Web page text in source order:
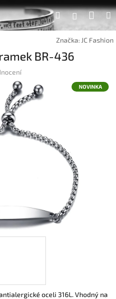
Hledat
Značka: JC Fashion
BR-436
NOVINKA
oceli 316L. Vhodný na